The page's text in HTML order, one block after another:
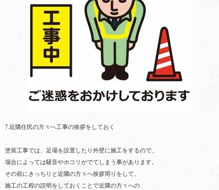
7.近隣住民の方々へ工事の挨拶をしておく
塗装工事では、足場を設置したり外壁に施工をするので、
場合によっては騒音やホコリがでてしまう事があります。
その前にきっちりと近隣の方々へ挨拶周りをして、
施工の工程の説明をしておくことで近隣の方々への